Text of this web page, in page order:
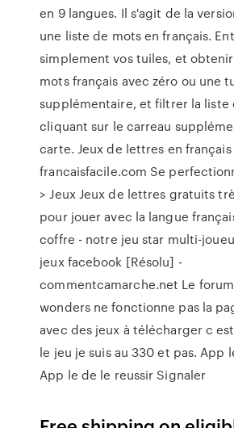
en 9 langues. Il s'agit de la
une liste de mots en français.
simplement vos tuiles, et
mots français avec zéro ou une
supplémentaire, et filtrer la liste
cliquant sur le carreau
carte. Jeux de lettres en français
francaisfacile.com Se
> Jeux Jeux de lettres gratuits
pour jouer avec la langue
coffre - notre jeu star multi-
jeux facebook [Résolu] -
commentcamarche.net Le
wonders ne fonctionne pas la
avec des jeux à télécharger c
le jeu je suis au 330 et pas. App
App le de le reussir Signaler